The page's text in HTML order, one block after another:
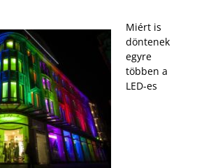
Miért is
döntenek
egyre
többen a
LED-es